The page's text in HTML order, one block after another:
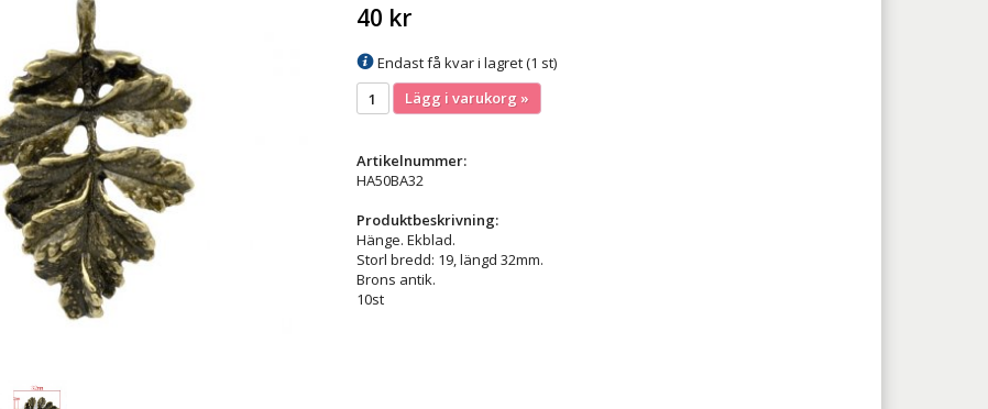
40 kr
Endast få kvar i lagret (1 st)
Lägg i varukorg »
Artikelnummer:
HA50BA32
Produktbeskrivning:
Hänge. Ekblad.
Storl bredd: 19, längd 32mm.
Brons antik.
10st